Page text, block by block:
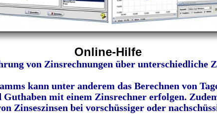
Online-Hilfe
von Zinsrechnungen über unterschiedliche
kann unter anderem das Berechnen von
Guthaben mit einem Zinsrechner erfolgen.
Zinseszinsen bei vorschüssiger oder